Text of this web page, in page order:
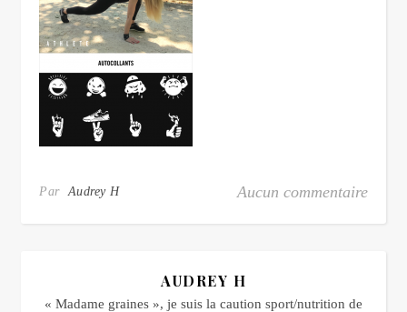
ParAudrey H Aucun commentaire
AUDREY H
« Madame graines », je suis la caution sport/nutrition de